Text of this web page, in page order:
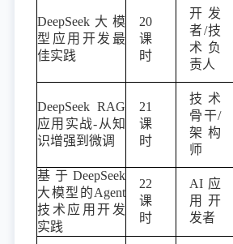
DeepSeek大模
型应用开发最
佳实践
20
课
时
开发
者/技
术负
责人
DeepSeek RAG
应用实战-从知
识增强到微调
21
课
时
技术
骨干/
架构
师
基于DeepSeek
大模型的Agent
技术应用开发
实践
22
课
时
AI应
用开
发者